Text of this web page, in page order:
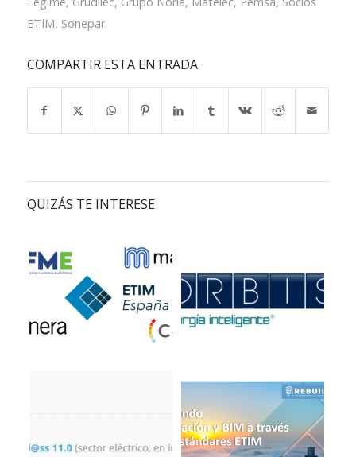
ETIM, Sonepar
COMPARTIR ESTA ENTRADA
QUIZÁS TE INTERESE